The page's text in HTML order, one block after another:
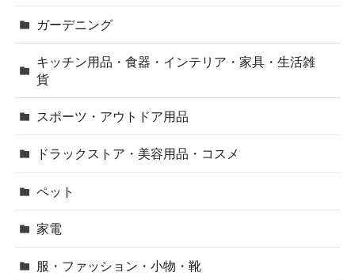
ガーデニング
キッチン用品・食器・インテリア・家具・生活雑
貨
スポーツ・アウトドア用品
ドラックストア・美容用品・コスメ
ペット
家電
服・ファッション・小物・靴